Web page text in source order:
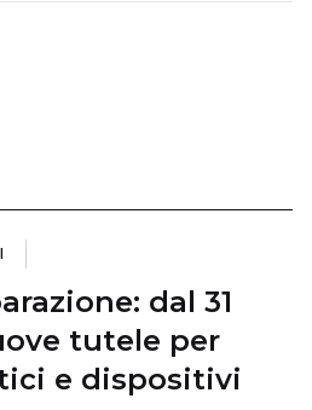
dal 31
tutele per
e dispositivi